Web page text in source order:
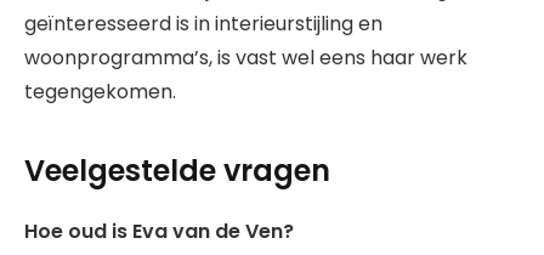
geïnteresseerd is in interieurstijling en
woonprogramma’s, is vast wel eens haar werk
tegengekomen.
Veelgestelde vragen
Hoe oud is Eva van de Ven?